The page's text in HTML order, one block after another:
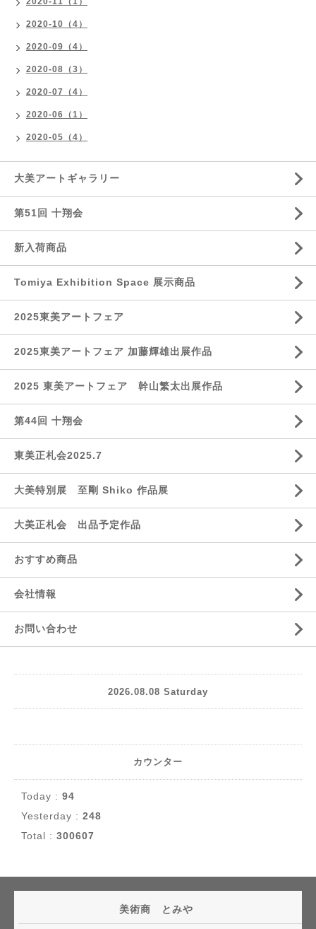
2020-10（4）
2020-09（4）
2020-08（3）
2020-07（4）
2020-06（1）
2020-05（4）
大美アートギャラリー
第51回 十翔会
新入荷商品
Tomiya Exhibition Space 展示商品
2025東美アートフェア
2025東美アートフェア 加藤輝雄出展作品
2025 東美アートフェア 幹山繁太出展作品
第44回 十翔会
東美正札会2025.7
大美特別展 至剛 Shiko 作品展
大美正札会 出品予定作品
おすすめ商品
会社情報
お問い合わせ
2026.08.08 Saturday
カウンター
Today : 94
Yesterday : 248
Total : 300607
美術商 とみや